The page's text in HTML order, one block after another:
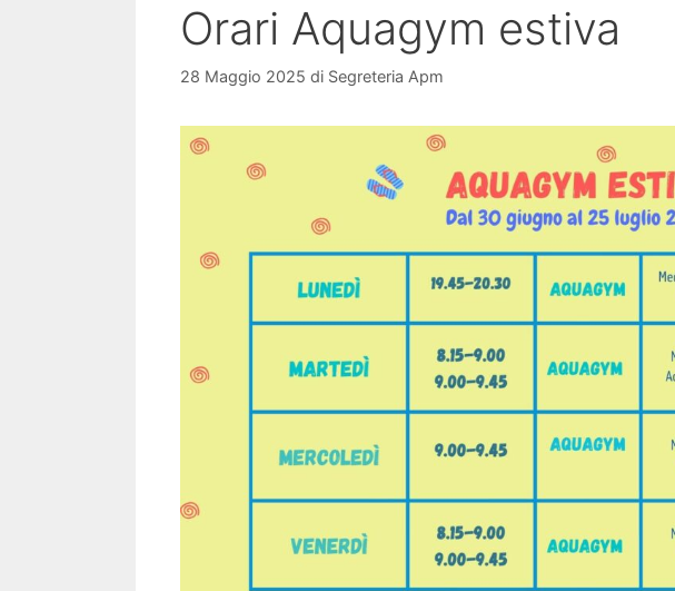
Orari Aquagym estiva
28 Maggio 2025 di Segreteria Apm